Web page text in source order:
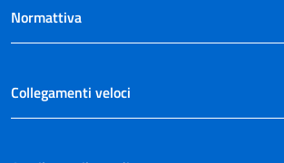
art. 38
art. 39
Normattiva
Collegamenti veloci